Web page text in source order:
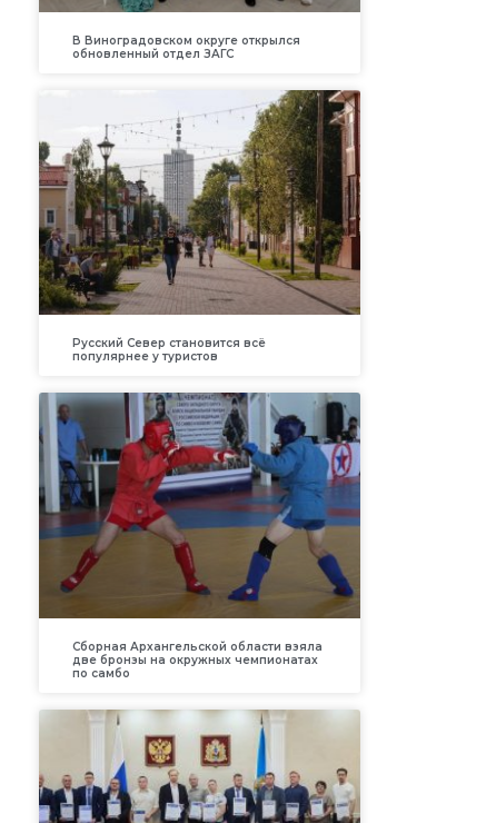
В Виноградовском округе открылся
обновленный отдел ЗАГС
Русский Север становится всё
популярнее у туристов
Сборная Архангельской области взяла
две бронзы на окружных чемпионатах
по самбо